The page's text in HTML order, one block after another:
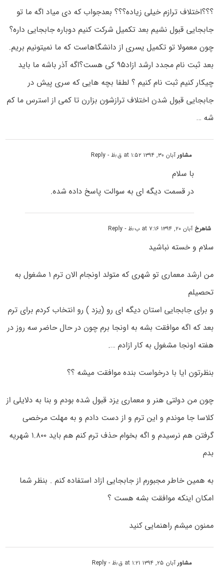
؟؟؟اختلاف ترازم خیلی زیاده؟؟؟ بعدجواب که دی میاد اگه ما تو
جابجایی قبول نشیم بعد تکمیل شرکت کنیم دوباره جابجایی داره؟
چون معمولا تو تکمیل یسری از دانشگاهاست که ما نمیتونیم بریم.
بعد ثبت نام مجدد ارشد ازاد۹۵ کی هست؟اگه آذر باشه ما باید
چیکار کنیم ثبت نام کنیم ؟ لطفا بچه هایی که سری پیش در
جابجایی قبول شدن اختلاف ترازشون بزارن تا کمی از استرس ما کم
شه …
مشاورآبان ۳۰, ۱۳۹۴ at ۱:۵۲ ق٫ظ - Reply
با سلام
در قسمت دیگه ای به سوالت پاسخ داده شده.
شاهرخ آبان ۲۰, ۱۳۹۴ at ۷:۱۶ ب٫ظ - Reply
سلام و خسته نباشید
من ارشد معماری تو شهری که متولد اونجام الان ترم ۱ مشغول به
تحصیلم
و برای جابجایی استان دیگه ای رو (یزد ) رو انتخاب کردم برای ترم
بعد که اگه موافقت بشه به اونجا برم چون در حال حاضر سه روز در
هفته اونجا مشغول به کار ازادم ….
بنظرتون ایا با درخواست بنده موافقت میشه ؟؟
چون من دولتی هنر و معماری یزد قبول شده بودم و بنا به دلایلی از
کلاسا جا موندم و این ترم و از دست دادم و به مهلت مرخصی
گرفتن هم نرسیدم و اگه بخوام حذف ترم کنم هم باید ۱.۸۰۰ شهریه
بدم
به همین خاطر مجبورم از جابجایی ازاد استفاده کنم . بنظر شما
امکان اینکه موافقت بشه هست ؟
ممنون میشم راهنمایی کنید
مشاورآبان ۲۵, ۱۳۹۴ at ۱:۲۱ ق٫ظ - Reply